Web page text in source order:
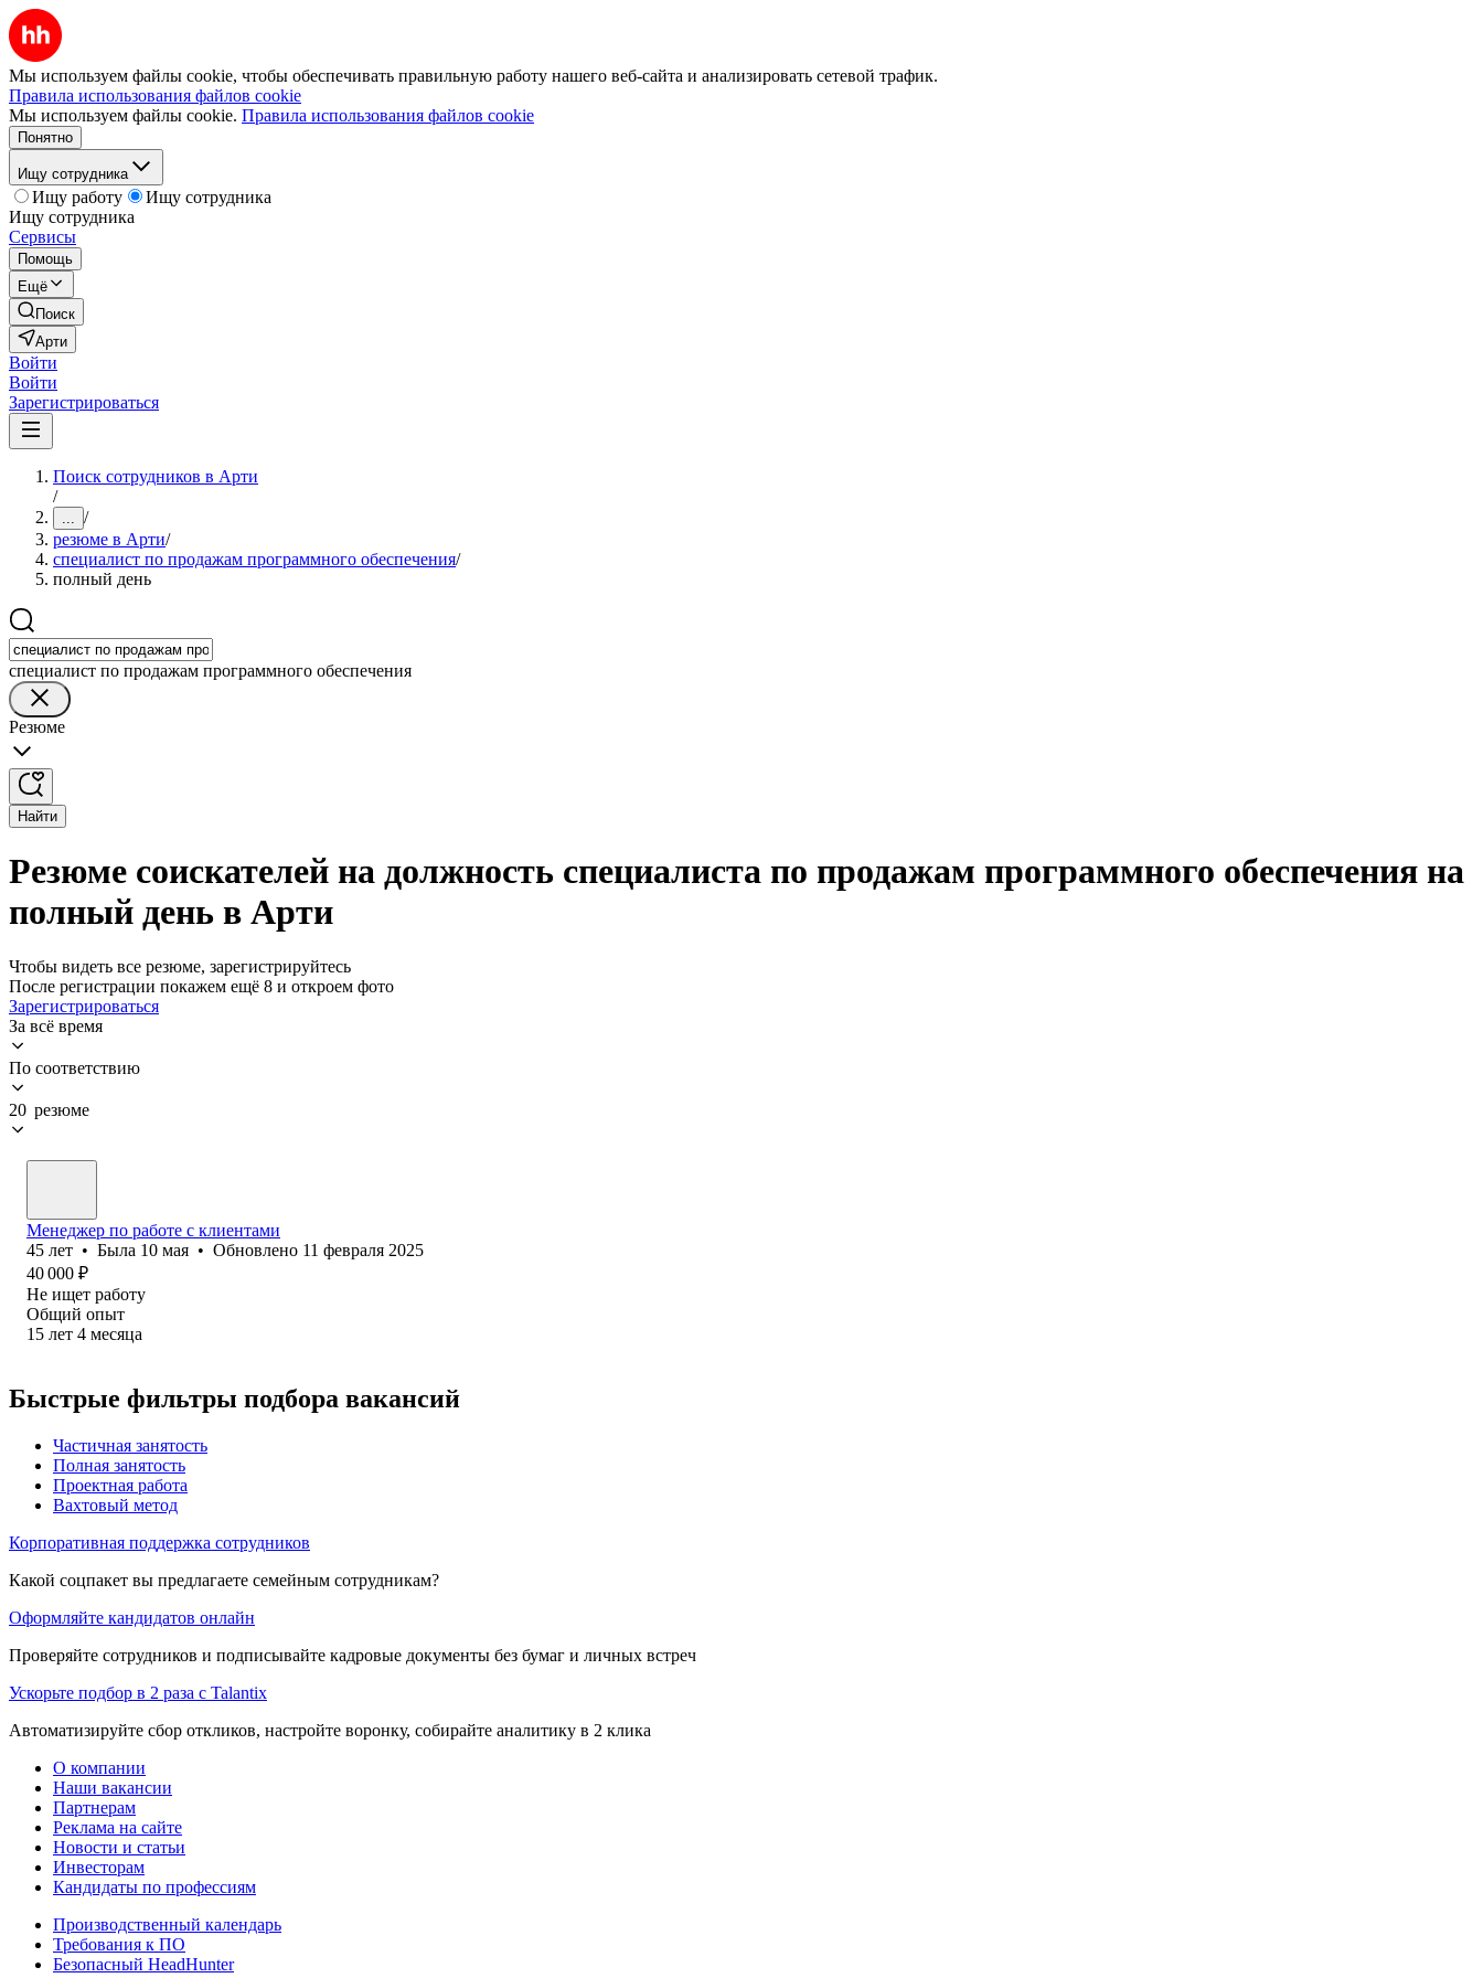
Мы используем файлы cookie, чтобы обеспечивать правильную работу нашего веб-сайта и анализировать сетевой трафик.
Правила использования файлов cookie
Мы используем файлы cookie. Правила использования файлов cookie
Понятно
Ищу сотрудника
Ищу работу
Ищу сотрудника
Ищу сотрудника
Сервисы
Помощь
Ещё
Поиск
Арти
Войти
Войти
Зарегистрироваться
Поиск сотрудников в Арти
/
... /
резюме в Арти/
специалист по продажам программного обеспечения/
полный день
специалист по продажам программного обеспечения
Резюме
Найти
Резюме соискателей на должность специалиста по продажам программного обеспечения на
полный день в Арти
Чтобы видеть все резюме, зарегистрируйтесь
После регистрации покажем ещё 8 и откроем фото
Зарегистрироваться
За всё время
По соответствию
20 резюме
Менеджер по работе с клиентами
45 лет • Была 10 мая • Обновлено 11 февраля 2025
40 000 ₽
Не ищет работу
Общий опыт
15 лет 4 месяца
Быстрые фильтры подбора вакансий
Частичная занятость
Полная занятость
Проектная работа
Вахтовый метод
Корпоративная поддержка сотрудников
Какой соцпакет вы предлагаете семейным сотрудникам?
Оформляйте кандидатов онлайн
Проверяйте сотрудников и подписывайте кадровые документы без бумаг и личных встреч
Ускорьте подбор в 2 раза с Talantix
Автоматизируйте сбор откликов, настройте воронку, собирайте аналитику в 2 клика
О компании
Наши вакансии
Партнерам
Реклама на сайте
Новости и статьи
Инвесторам
Кандидаты по профессиям
Производственный календарь
Требования к ПО
Безопасный HeadHunter